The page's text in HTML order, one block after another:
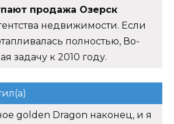
продажа Озерск
недвижимости. Если
полностью, Во-
задачу к 2010 году.
golden Dragon наконец, и я